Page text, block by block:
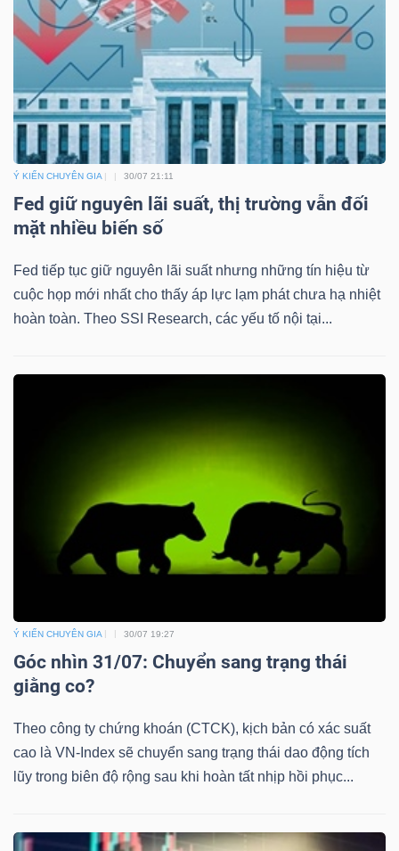
Ý KIẾN CHUYÊN GIA 30/07 21:11
Fed giữ nguyên lãi suất, thị trường vẫn đối
mặt nhiều biến số
Fed tiếp tục giữ nguyên lãi suất nhưng những tín hiệu từ
cuộc họp mới nhất cho thấy áp lực lạm phát chưa hạ nhiệt
hoàn toàn. Theo SSI Research, các yếu tố nội tại...
Ý KIẾN CHUYÊN GIA 30/07 19:27
Góc nhìn 31/07: Chuyển sang trạng thái
giằng co?
Theo công ty chứng khoán (CTCK), kịch bản có xác suất
cao là VN-Index sẽ chuyển sang trạng thái dao động tích
lũy trong biên độ rộng sau khi hoàn tất nhịp hồi phục...